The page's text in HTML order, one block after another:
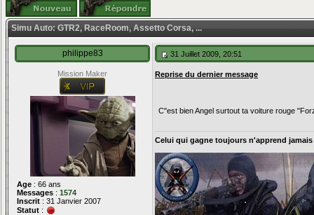
Simu Auto: GTR2, RaceRoom, Assetto Corsa, ...
philippe83
Mission Maker
Age : 66 ans
Messages : 1574
Inscrit : 31 Janvier 2007
Statut :
31 Juillet 2009, 20:51
Reprise du dernier message
C"est bien Angel surtout ta voiture rouge
Celui qui gagne toujours n'apprend